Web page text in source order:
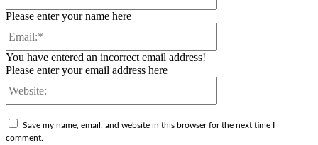
Please enter your name here
You have entered an incorrect email address!
Please enter your email address here
Save my name, email, and website in this browser for the next time I
comment.